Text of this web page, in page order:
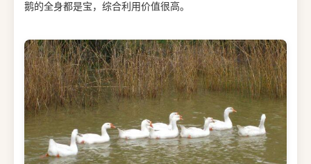
鹅的全身都是宝，综合利用价值很高。